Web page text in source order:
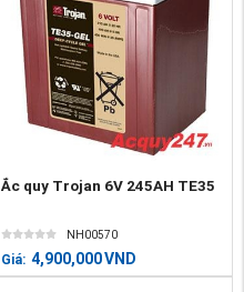
Ắc quy Trojan 6V 245AH TE35
NH00570
Giá: 4,900,000VND